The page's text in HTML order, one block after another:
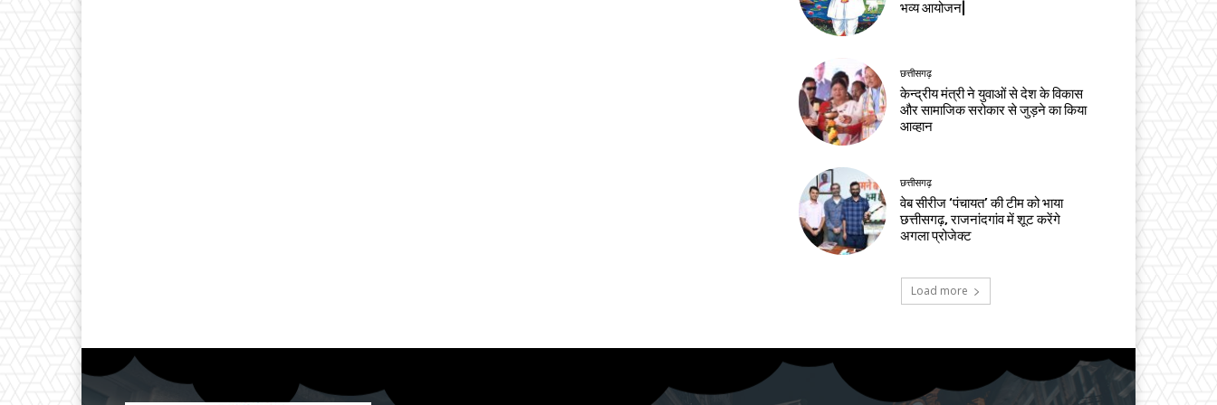
भव्य आयोजन|
छत्तीसगढ़
केन्द्रीय मंत्री ने युवाओं से देश के विकास
और सामाजिक सरोकार से जुड़ने का किया
आव्हान
छत्तीसगढ़
वेब सीरीज ‘पंचायत’ की टीम को भाया
छत्तीसगढ़, राजनांदगांव में शूट करेंगे
अगला प्रोजेक्ट
Load more